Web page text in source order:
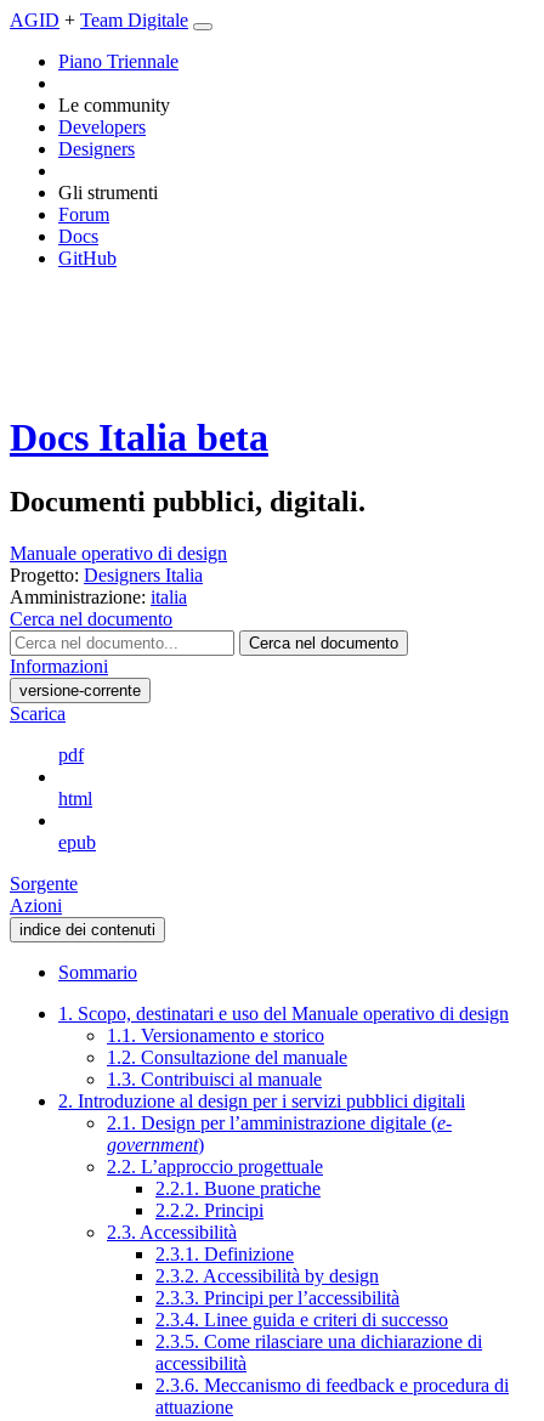
AGID + Team Digitale
Piano Triennale
Le community
Developers
Designers
Gli strumenti
Forum
Docs
GitHub
Docs Italia beta
Documenti pubblici, digitali.
Manuale operativo di design
Progetto: Designers Italia
Amministrazione: italia
Cerca nel documento
Cerca nel documento
Informazioni
versione-corrente
Scarica
pdf
html
epub
Sorgente
Azioni
indice dei contenuti
Sommario
1. Scopo, destinatari e uso del Manuale operativo di design
1.1. Versionamento e storico
1.2. Consultazione del manuale
1.3. Contribuisci al manuale
2. Introduzione al design per i servizi pubblici digitali
2.1. Design per l’amministrazione digitale (e-
government)
2.2. L’approccio progettuale
2.2.1. Buone pratiche
2.2.2. Principi
2.3. Accessibilità
2.3.1. Definizione
2.3.2. Accessibilità by design
2.3.3. Principi per l’accessibilità
2.3.4. Linee guida e criteri di successo
2.3.5. Come rilasciare una dichiarazione di
accessibilità
2.3.6. Meccanismo di feedback e procedura di
attuazione